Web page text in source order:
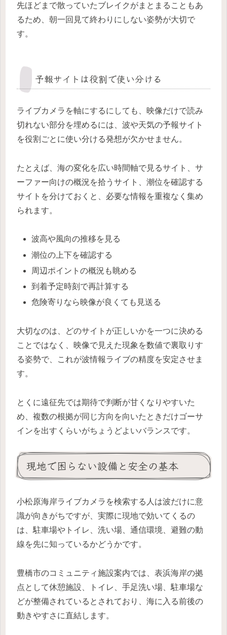
先ほどまで散っていたブレイクがまとまることもあ
るため、朝一回見て終わりにしない姿勢が大切で
す。
予報サイトは役割で使い分ける
ライブカメラを軸にするにしても、映像だけで読み
切れない部分を埋めるには、波や天気の予報サイト
を役割ごとに使い分ける発想が欠かせません。
たとえば、海の変化を広い時間軸で見るサイト、サ
ーファー向けの概況を拾うサイト、潮位を確認する
サイトを分けておくと、必要な情報を重複なく集め
られます。
波高や風向の推移を見る
潮位の上下を確認する
周辺ポイントの概況も眺める
到着予定時刻で再計算する
危険寄りなら映像が良くても見送る
大切なのは、どのサイトが正しいかを一つに決める
ことではなく、映像で見えた現象を数値で裏取りす
る姿勢で、これが波情報ライブの精度を安定させま
す。
とくに遠征先では期待で判断が甘くなりやすいた
め、複数の根拠が同じ方向を向いたときだけゴーサ
インを出すくらいがちょうどよいバランスです。
現地で困らない設備と安全の基本
小松原海岸ライブカメラを検索する人は波だけに意
識が向きがちですが、実際に現地で効いてくるの
は、駐車場やトイレ、洗い場、通信環境、避難の動
線を先に知っているかどうかです。
豊橋市のコミュニティ施設案内では、表浜海岸の拠
点として休憩施設、トイレ、手足洗い場、駐車場な
どが整備されているとされており、海に入る前後の
動きやすさに直結します。